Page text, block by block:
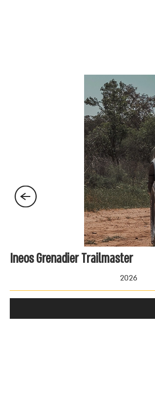
Ineos Grenadier Trailmaster
2026